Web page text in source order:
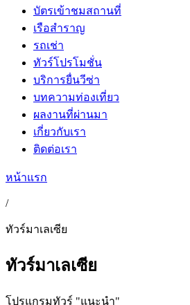
บัตรเข้าชมสถานที่
เรือสำราญ
รถเช่า
ทัวร์โปรโมชั่น
บริการยื่นวีซ่า
บทความท่องเที่ยว
ผลงานที่ผ่านมา
เกี่ยวกับเรา
ติดต่อเรา
หน้าแรก
/
ทัวร์มาเลเซีย
ทัวร์มาเลเซีย
โปรแกรมทัวร์ "แนะนำ"